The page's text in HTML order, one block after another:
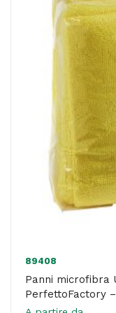
89408
Panni microfibra
PerfettoFactory